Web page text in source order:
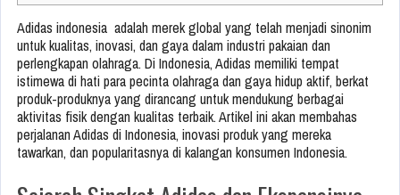
Adidas indonesia adalah merek global yang telah menjadi sinonim
untuk kualitas, inovasi, dan gaya dalam industri pakaian dan
perlengkapan olahraga. Di Indonesia, Adidas memiliki tempat
istimewa di hati para pecinta olahraga dan gaya hidup aktif, berkat
produk-produknya yang dirancang untuk mendukung berbagai
aktivitas fisik dengan kualitas terbaik. Artikel ini akan membahas
perjalanan Adidas di Indonesia, inovasi produk yang mereka
tawarkan, dan popularitasnya di kalangan konsumen Indonesia.